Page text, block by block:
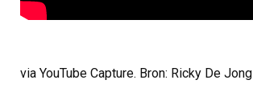
via YouTube Capture. Bron: Ricky De Jong